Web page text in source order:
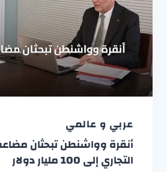
عربي و عالمي
أنقرة وواشنطن تبحثان
التجاري إلى 100 مليار دولار